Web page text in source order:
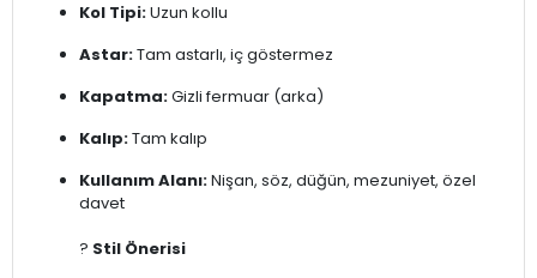
Kol Tipi:Uzun kollu
Astar:Tam astarlı, iç göstermez
Kapatma:Gizli fermuar (arka)
Kalıp:Tam kalıp
Kullanım Alanı:Nişan, söz, düğün, mezuniyet, özel
davet
? Stil Önerisi